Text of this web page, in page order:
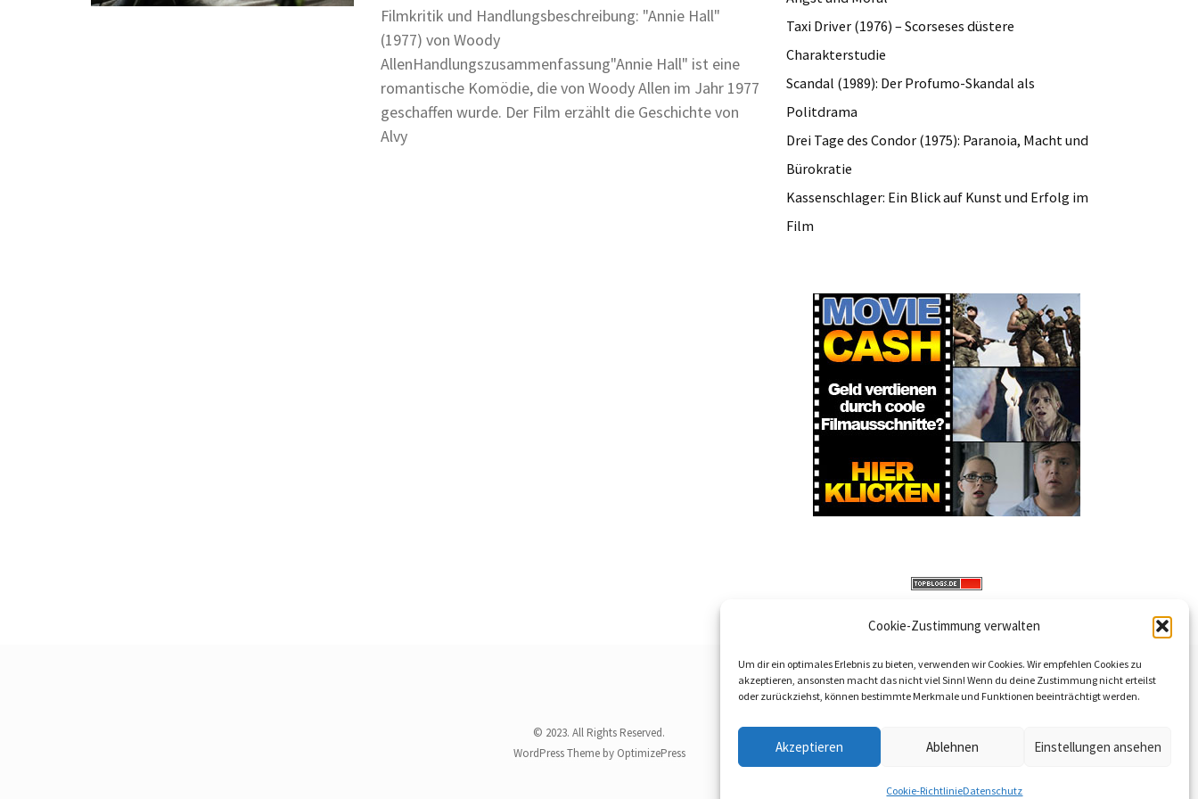
Cookie-Zustimmung verwalten
Um dir ein optimales Erlebnis zu bieten, verwenden wir Cookies. Wir empfehlen Cookies zu
akzeptieren, ansonsten macht das nicht viel Sinn! Wenn du deine Zustimmung nicht erteilst
oder zurückziehst, können bestimmte Merkmale und Funktionen beeinträchtigt werden.
Akzeptieren Ablehnen Einstellungen ansehen
Cookie-RichtlinieDatenschutz
Filmkritik und Handlungsbeschreibung: "Annie Hall"
(1977) von Woody
AllenHandlungszusammenfassung"Annie Hall" ist eine
romantische Komödie, die von Woody Allen im Jahr 1977
geschaffen wurde. Der Film erzählt die Geschichte von
Alvy
Taxi Driver (1976) – Scorseses düstere
Charakterstudie
Scandal (1989): Der Profumo-Skandal als
Politdrama
Drei Tage des Condor (1975): Paranoia, Macht und
Bürokratie
Kassenschlager: Ein Blick auf Kunst und Erfolg im
Film
© 2023. All Rights Reserved.
WordPress Theme by OptimizePress